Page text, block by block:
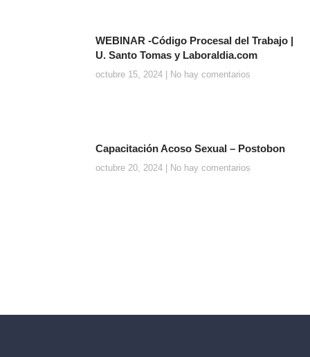
WEBINAR -Código Procesal del Trabajo |
U. Santo Tomas y Laboraldia.com
octubre 15, 2024 No hay comentarios
Capacitación Acoso Sexual – Postobon
octubre 20, 2024 No hay comentarios